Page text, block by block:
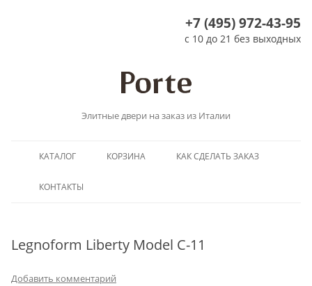
+7 (495) 972-43-95
с 10 до 21 без выходных
Элитные двери на заказ из Италии
КАТАЛОГ КОРЗИНА КАК СДЕЛАТЬ ЗАКАЗ
КОНТАКТЫ
Legnoform Liberty Model C-11
Добавить комментарий